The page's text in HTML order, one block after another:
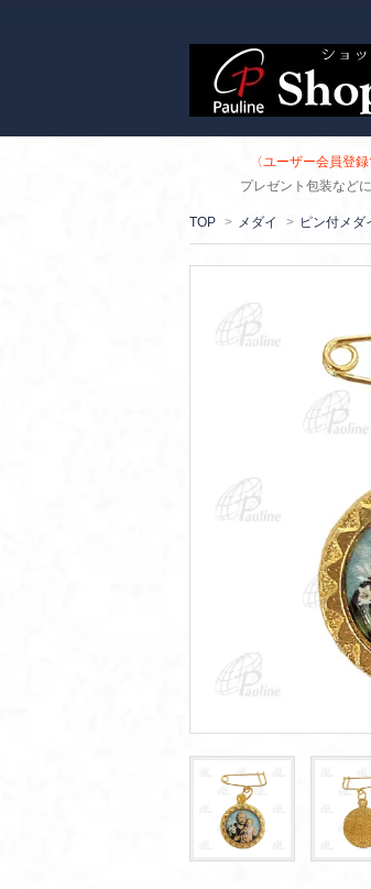
〈ユーザー会員登
プレゼント包装など
TOP > メダイ > ピン付メダ